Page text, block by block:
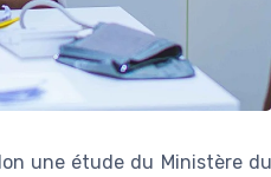
une étude du Ministère du